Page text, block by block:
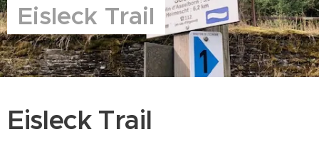
Eisleck Trail
Eisleck Trail